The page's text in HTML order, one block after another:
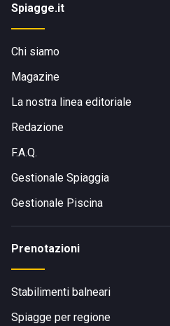
Spiagge.it
Chi siamo
Magazine
La nostra linea editoriale
Redazione
F.A.Q.
Gestionale Spiaggia
Gestionale Piscina
Prenotazioni
Stabilimenti balneari
Spiagge per regione